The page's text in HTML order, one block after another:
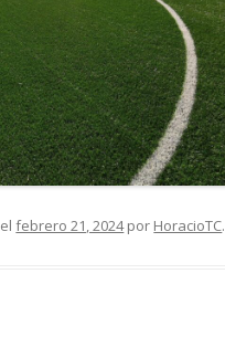
elfebrero 21, 2024por HoracioTC.